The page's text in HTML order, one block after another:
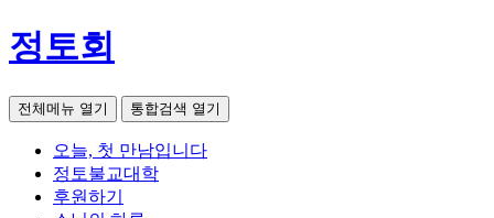
정토회
전체메뉴 열기 통합검색 열기
오늘, 첫 만남입니다
정토불교대학
후원하기